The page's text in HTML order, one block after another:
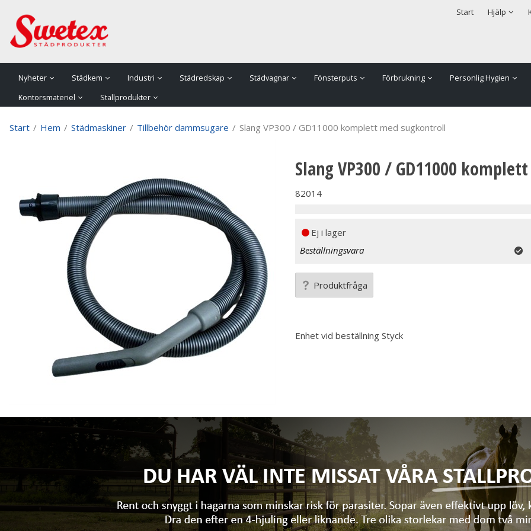
Start Hjälp
Säkerhet & Cookies
Nyheter Städkem Industri Städredskap Städvagnar Fönsterputs Förbrukning
Personlig Hygien
Kontorsmateriel
Stallprodukter
Start / Hem / Städmaskiner / Tillbehör dammsugare / Slang VP300 / GD11000 komplett med sugkontroll
Slang VP300 / GD11000
82014
Ej i lager
Beställningsvara
Produktfråga
Enhet vid beställning Styck